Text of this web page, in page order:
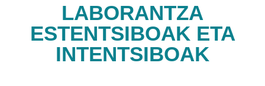
LABORANTZA
ESTENTSIBOAK ETA
INTENTSIBOAK